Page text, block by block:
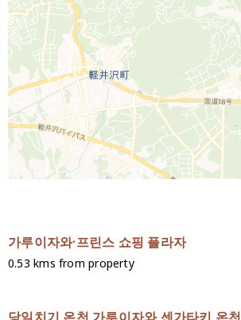
가루이자와·프린스 쇼핑 플라자
0.53 kms from property